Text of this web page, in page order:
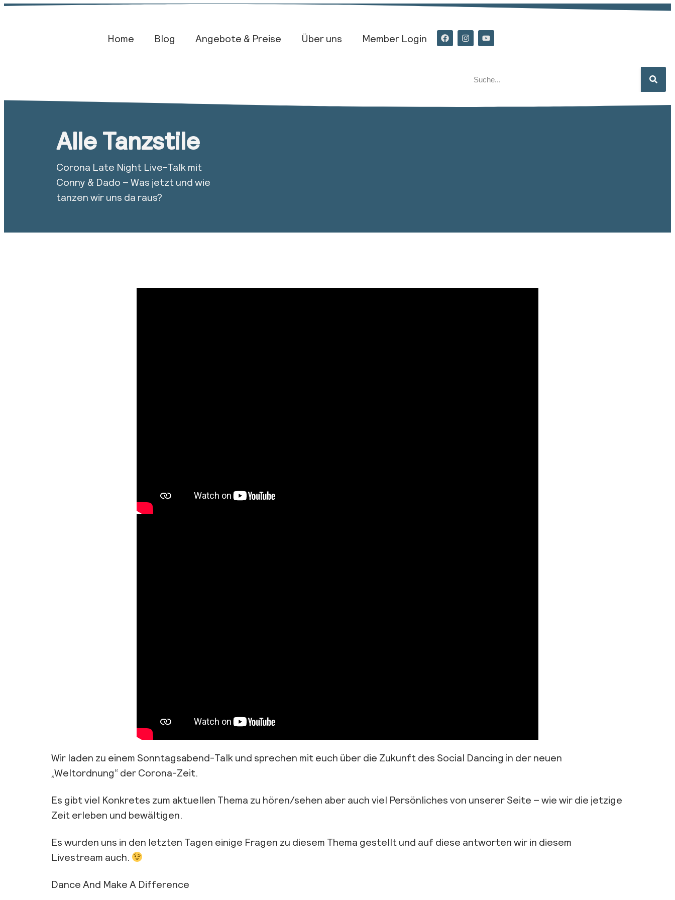
Home Blog​ Angebote & Preise Über uns Member Login
Alle Tanzstile
Corona Late Night Live-Talk mit
Conny & Dado – Was jetzt und wie
tanzen wir uns da raus?
Wir laden zu einem Sonntagsabend-Talk und sprechen mit euch über die Zukunft des Social Dancing in der neuen
„Weltordnung“ der Corona-Zeit.
Es gibt viel Konkretes zum aktuellen Thema zu hören/sehen aber auch viel Persönliches von unserer Seite – wie wir die jetzige
Zeit erleben und bewältigen.
Es wurden uns in den letzten Tagen einige Fragen zu diesem Thema gestellt und auf diese antworten wir in diesem
Livestream auch.
Dance And Make A Difference